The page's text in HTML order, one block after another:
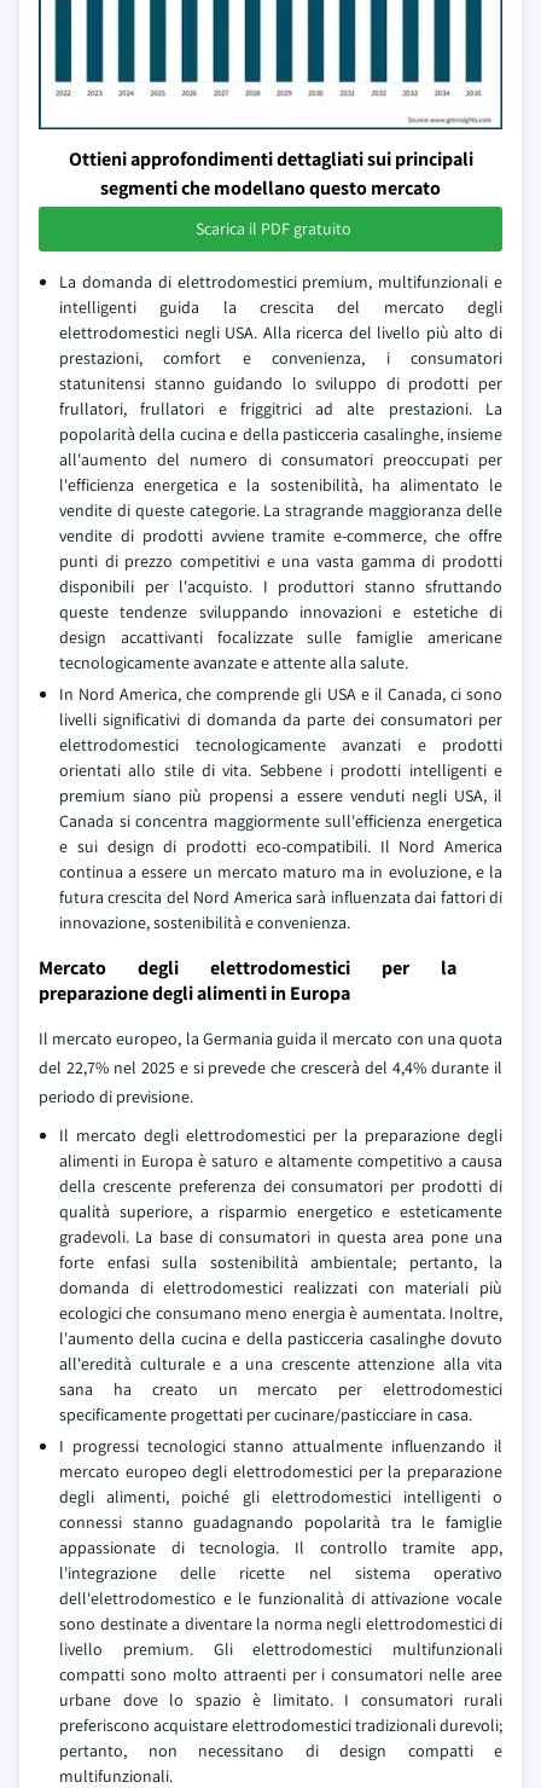
Ottieni approfondimenti dettagliati sui principali
segmenti che modellano questo mercato
Scarica il PDF gratuito
La domanda di elettrodomestici premium, multifunzionali e
intelligenti guida la crescita del mercato degli
elettrodomestici negli USA. Alla ricerca del livello più alto di
prestazioni, comfort e convenienza, i consumatori
statunitensi stanno guidando lo sviluppo di prodotti per
frullatori, frullatori e friggitrici ad alte prestazioni. La
popolarità della cucina e della pasticceria casalinghe, insieme
all'aumento del numero di consumatori preoccupati per
l'efficienza energetica e la sostenibilità, ha alimentato le
vendite di queste categorie. La stragrande maggioranza delle
vendite di prodotti avviene tramite e-commerce, che offre
punti di prezzo competitivi e una vasta gamma di prodotti
disponibili per l'acquisto. I produttori stanno sfruttando
queste tendenze sviluppando innovazioni e estetiche di
design accattivanti focalizzate sulle famiglie americane
tecnologicamente avanzate e attente alla salute.
In Nord America, che comprende gli USA e il Canada, ci sono
livelli significativi di domanda da parte dei consumatori per
elettrodomestici tecnologicamente avanzati e prodotti
orientati allo stile di vita. Sebbene i prodotti intelligenti e
premium siano più propensi a essere venduti negli USA, il
Canada si concentra maggiormente sull'efficienza energetica
e sui design di prodotti eco-compatibili. Il Nord America
continua a essere un mercato maturo ma in evoluzione, e la
futura crescita del Nord America sarà influenzata dai fattori di
innovazione, sostenibilità e convenienza.
Mercato degli elettrodomestici per la
preparazione degli alimenti in Europa
Il mercato europeo, la Germania guida il mercato con una quota
del 22,7% nel 2025 e si prevede che crescerà del 4,4% durante il
periodo di previsione.
Il mercato degli elettrodomestici per la preparazione degli
alimenti in Europa è saturo e altamente competitivo a causa
della crescente preferenza dei consumatori per prodotti di
qualità superiore, a risparmio energetico e esteticamente
gradevoli. La base di consumatori in questa area pone una
forte enfasi sulla sostenibilità ambientale; pertanto, la
domanda di elettrodomestici realizzati con materiali più
ecologici che consumano meno energia è aumentata. Inoltre,
l'aumento della cucina e della pasticceria casalinghe dovuto
all'eredità culturale e a una crescente attenzione alla vita
sana ha creato un mercato per elettrodomestici
specificamente progettati per cucinare/pasticciare in casa.
I progressi tecnologici stanno attualmente influenzando il
mercato europeo degli elettrodomestici per la preparazione
degli alimenti, poiché gli elettrodomestici intelligenti o
connessi stanno guadagnando popolarità tra le famiglie
appassionate di tecnologia. Il controllo tramite app,
l'integrazione delle ricette nel sistema operativo
dell'elettrodomestico e le funzionalità di attivazione vocale
sono destinate a diventare la norma negli elettrodomestici di
livello premium. Gli elettrodomestici multifunzionali
compatti sono molto attraenti per i consumatori nelle aree
urbane dove lo spazio è limitato. I consumatori rurali
preferiscono acquistare elettrodomestici tradizionali durevoli;
pertanto, non necessitano di design compatti e
multifunzionali.